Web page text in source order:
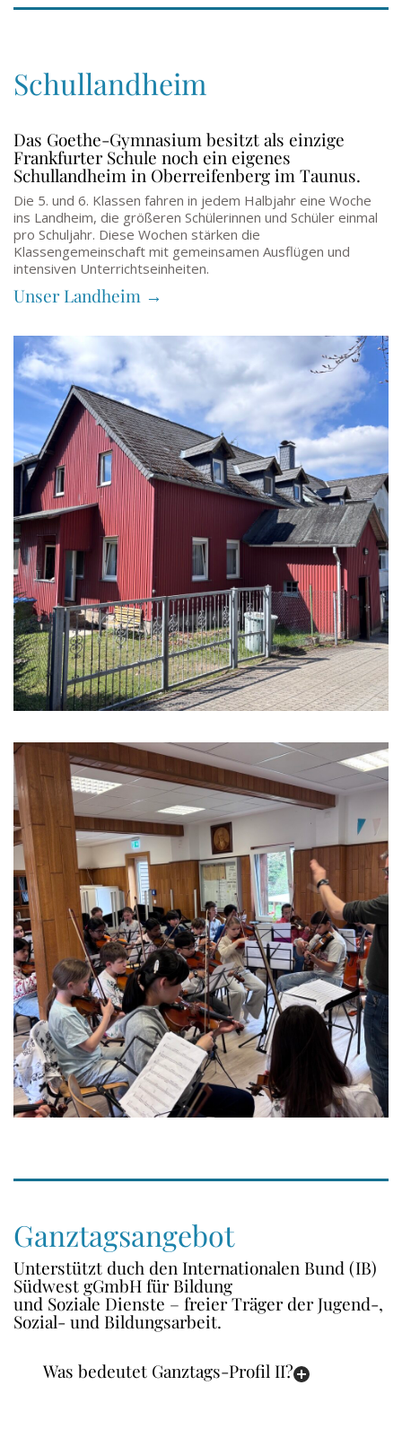
Schullandheim
Das Goethe-Gymnasium besitzt als einzige
Frankfurter Schule noch ein eigenes
Schullandheim in Oberreifenberg im Taunus.
Die 5. und 6. Klassen fahren in jedem Halbjahr eine Woche
ins Landheim, die größeren Schülerinnen und Schüler einmal
pro Schuljahr. Diese Wochen stärken die
Klassengemeinschaft mit gemeinsamen Ausflügen und
intensiven Unterrichtseinheiten.
Unser Landheim →
Ganztagsangebot
Unterstützt duch den Internationalen Bund (IB)
Südwest gGmbH für Bildung
und Soziale Dienste – freier Träger der Jugend-,
Sozial- und Bildungsarbeit.
Was bedeutet Ganztags-Profil II?